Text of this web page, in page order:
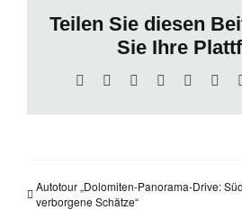
Teilen Sie diesen
Sie Ihre
Facebook Reddit LinkedIn
Autotour „Dolomiten-Panorama-Drive:
verborgene Schätze“